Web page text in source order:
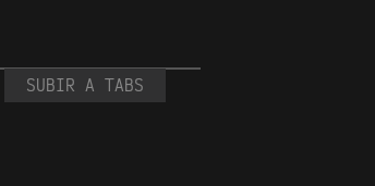
SUBIR A TABS